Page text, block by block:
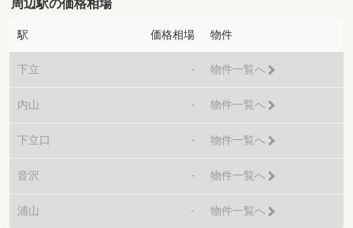
周辺駅の価格相場
駅 価格相場 物件
下立 - 物件一覧へ
内山 - 物件一覧へ
下立口 - 物件一覧へ
音沢 - 物件一覧へ
浦山 - 物件一覧へ